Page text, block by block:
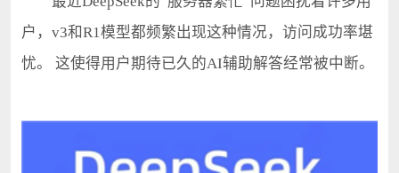
户，v3和R1模型都频繁出现这种情况，访问成功率堪
忧。 这使得用户期待已久的AI辅助解答经常被中断。